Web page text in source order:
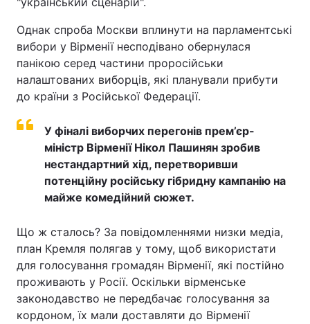
Україна Політика
Економіка Світ
Спорт Наука
Однак спроба Москви вплинути на парламентські
вибори у Вірменії несподівано обернулася
панікою серед частини проросійськи
налаштованих виборців, які планували прибути
до країни з Російської Федерації.
У фіналі виборчих перегонів прем’єр-
міністр Вірменії Нікол Пашинян зробив
нестандартний хід, перетворивши
потенційну російську гібридну кампанію на
майже комедійний сюжет.
Що ж сталось? За повідомленнями низки медіа,
план Кремля полягав у тому, щоб використати
для голосування громадян Вірменії, які постійно
проживають у Росії. Оскільки вірменське
законодавство не передбачає голосування за
кордоном, їх мали доставляти до Вірменії